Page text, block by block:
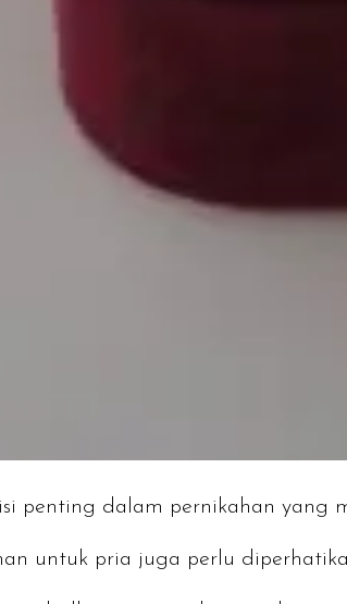
penting dalam pernikahan yang
untuk pria juga perlu